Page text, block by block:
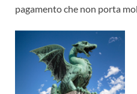
pagamento che non porta